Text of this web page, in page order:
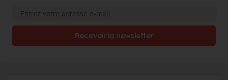
Recevoir la newsletter